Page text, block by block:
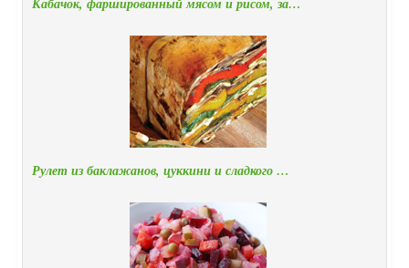
Рулет из баклажанов, цуккини и сладкого …